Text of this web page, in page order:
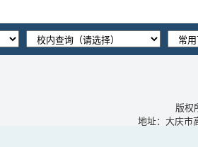
版权
地址：大庆市